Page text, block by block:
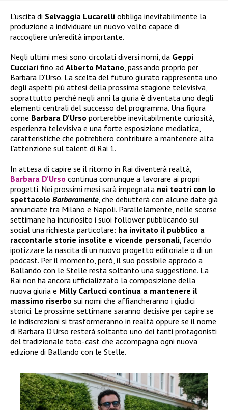
L’uscita di Selvaggia Lucarelli obbliga inevitabilmente la
produzione a individuare un nuovo volto capace di
raccogliere un’eredità importante.
Negli ultimi mesi sono circolati diversi nomi, da Geppi
Cucciari fino ad Alberto Matano , passando proprio per
Barbara D’Urso. La scelta del futuro giurato rappresenta uno
degli aspetti più attesi della prossima stagione televisiva,
soprattutto perché negli anni la giuria è diventata uno degli
elementi centrali del successo del programma. Una figura
come Barbara D’Urso porterebbe inevitabilmente curiosità,
esperienza televisiva e una forte esposizione mediatica,
caratteristiche che potrebbero contribuire a mantenere alta
l’attenzione sul talent di Rai 1.
In attesa di capire se il ritorno in Rai diventerà realtà,
Barbara D’Urso continua comunque a lavorare ai propri
progetti. Nei prossimi mesi sarà impegnata nei teatri con lo
spettacolo Barbaramente, che debutterà con alcune date già
annunciate tra Milano e Napoli. Parallelamente, nelle scorse
settimane ha incuriosito i suoi follower pubblicando sui
social una richiesta particolare: ha invitato il pubblico a
raccontarle storie insolite e vicende personali , facendo
ipotizzare la nascita di un nuovo progetto editoriale o di un
podcast. Per il momento, però, il suo possibile approdo a
Ballando con le Stelle resta soltanto una suggestione. La
Rai non ha ancora ufficializzato la composizione della
nuova giuria e Milly Carlucci continua a mantenere il
massimo riserbo sui nomi che affiancheranno i giudici
storici. Le prossime settimane saranno decisive per capire se
le indiscrezioni si trasformeranno in realtà oppure se il nome
di Barbara D’Urso resterà soltanto uno dei tanti protagonisti
del tradizionale toto-cast che accompagna ogni nuova
edizione di Ballando con le Stelle.